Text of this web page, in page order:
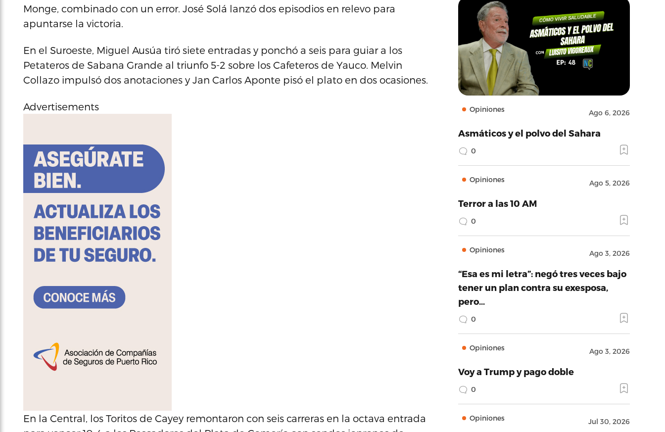
Monge, combinado con un error. José Solá lanzó dos episodios en relevo para
apuntarse la victoria.
En el Suroeste, Miguel Ausúa tiró siete entradas y ponchó a seis para guiar a los
Petateros de Sabana Grande al triunfo 5-2 sobre los Cafeteros de Yauco. Melvin
Collazo impulsó dos anotaciones y Jan Carlos Aponte pisó el plato en dos ocasiones.
Advertisements
En la Central, los Toritos de Cayey remontaron con seis carreras en la octava entrada
Opiniones Ago 6, 2026
Asmáticos y el polvo del Sahara
0
Opiniones Ago 5, 2026
Terror a las 10 AM
0
Opiniones Ago 3, 2026
“Esa es mi letra”: negó tres veces bajo
tener un plan contra su exesposa,
pero…
0
Opiniones Ago 3, 2026
Voy a Trump y pago doble
0
Opiniones Jul 30, 2026